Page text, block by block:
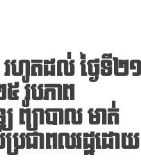
រហូតដល់​ ថ្ងៃទី២១
រូបភាព
ព្យាបាល មាត់
រជាពលរដ្ឋដោយ